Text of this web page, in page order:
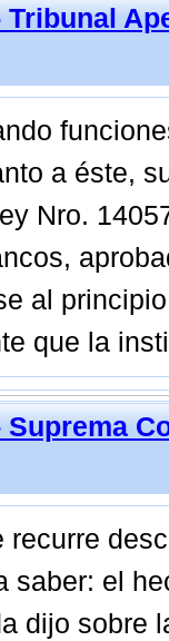
Tribunal
a éste,
Nro.
al
que la
Suprema
recurre
saber: el
dijo sobre